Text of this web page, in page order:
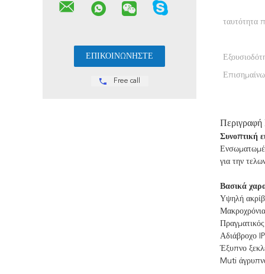
Free call
ταυτότητα
Περιγραφή
Συνοπτική
για την
Βασικά
Υψηλή
Αδιάβροχο
Έξυπνο
Muti